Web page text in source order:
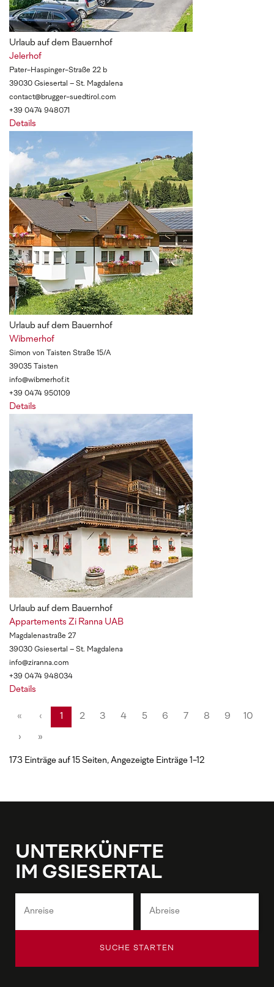
Urlaub auf dem Bauernhof
Jelerhof
Pater-Haspinger-Straße 22 b
39030 Gsiesertal – St. Magdalena
contact@brugger-suedtirol.com
+39 0474 948071
Details
Urlaub auf dem Bauernhof
Wibmerhof
Simon von Taisten Straße 15/A
39035 Taisten
info@wibmerhof.it
+39 0474 950109
Details
Urlaub auf dem Bauernhof
Appartements Zi Ranna UAB
Magdalenastraße 27
39030 Gsiesertal – St. Magdalena
info@ziranna.com
+39 0474 948034
Details
« ‹ 1 2 3 4 5 6 7 8 9 10
› »
173 Einträge auf 15 Seiten, Angezeigte Einträge 1-12
UNTERKÜNFTE
IM GSIESERTAL
SUCHE STARTEN